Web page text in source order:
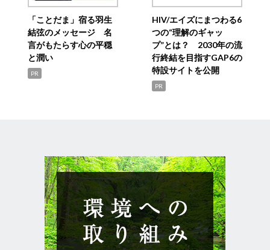
「ことだま」宿る羽生
結弦のメッセージ 名
言がもたらす心の平穏
と潤い
PR
HIV/エイズにまつわる6
つの“理解のギャッ
プ”とは？ 2030年の流
行終結を目指すGAP6の
特設サイトを公開
PR